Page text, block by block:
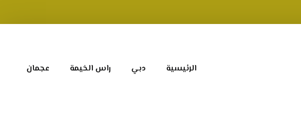
الرئيسية دبي راس الخيمة عجمان